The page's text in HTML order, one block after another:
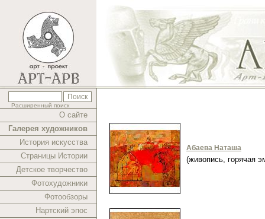
Расширенный поиск
О сайте
Галерея художников
История искусства
Страницы Истории
Детское творчество
Фотохудожники
Фотообзоры
Нартский эпос
Абаева Наташа
(живопись, горячая